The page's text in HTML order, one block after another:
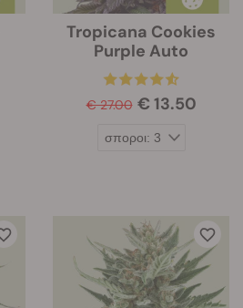
Tropicana Cookies
Purple Auto
€ 27.00 € 13.50